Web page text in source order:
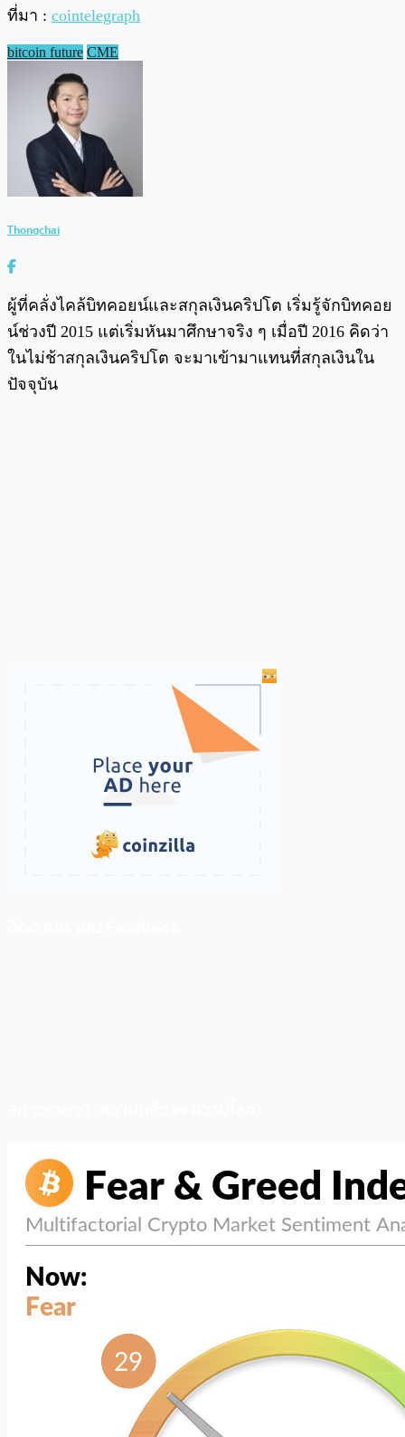
ที่มา : cointelegraph
bitcoin future CME
Thongchai
ผู้ที่คลั่งไคล้บิทคอยน์และสกุลเงินคริปโต เริ่มรู้จักบิทคอย
น์ช่วงปี 2015 แต่เริ่มหันมาศึกษาจริง ๆ เมื่อปี 2016 คิดว่า
ในไม่ช้าสกุลเงินคริปโต จะมาเข้ามาแทนที่สกุลเงินใน
ปัจจุบัน